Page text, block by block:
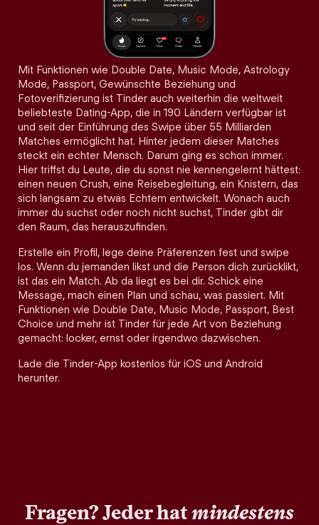
Mit Funktionen wie Double Date, Music Mode, Astrology
Mode, Passport, Gewünschte Beziehung und
Fotoverifizierung ist Tinder auch weiterhin die weltweit
beliebteste Dating-App, die in 190 Ländern verfügbar ist
und seit der Einführung des Swipe über 55 Milliarden
Matches ermöglicht hat. Hinter jedem dieser Matches
steckt ein echter Mensch. Darum ging es schon immer.
Hier triffst du Leute, die du sonst nie kennengelernt hättest:
einen neuen Crush, eine Reisebegleitung, ein Knistern, das
sich langsam zu etwas Echtem entwickelt. Wonach auch
immer du suchst oder noch nicht suchst, Tinder gibt dir
den Raum, das herauszufinden.
Erstelle ein Profil, lege deine Präferenzen fest und swipe
los. Wenn du jemanden likst und die Person dich zurücklikt,
ist das ein Match. Ab da liegt es bei dir. Schick eine
Message, mach einen Plan und schau, was passiert. Mit
Funktionen wie Double Date, Music Mode, Passport, Best
Choice und mehr ist Tinder für jede Art von Beziehung
gemacht: locker, ernst oder irgendwo dazwischen.
Lade die Tinder-App kostenlos für iOS und Android
herunter.
Fragen? Jeder hatmindestens